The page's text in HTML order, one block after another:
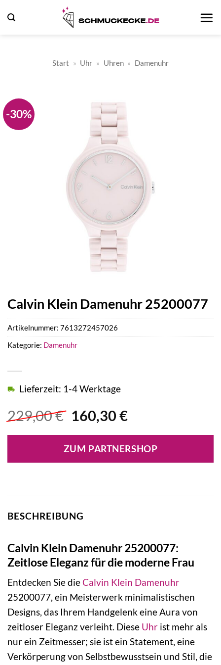
Inhalt
Start » Uhr » Uhren » Damenuhr
-30%
Calvin Klein Damenuhr 25200077
229,00€ Ursprünglicher
war:
229,00 €
160,30 €Aktueller
ist:
160,30 €.
Lieferzeit: 1-4 Werktage
ZUM PARTNERSHOP
Artikelnummer: 7613272457026
Kategorie: Damenuhr
BESCHREIBUNG
Calvin Klein Damenuhr 25200077:
Zeitlose Eleganz für die moderne Frau
Entdecken Sie dieCalvin Klein Damenuhr
25200077, ein Meisterwerk minimalistischen
Designs, das Ihrem Handgelenk eine Aura von
zeitloser Eleganz verleiht. Diese Uhr ist mehr als
nur ein Zeitmesser; sie ist ein Statement, eine
Verkörperung von Selbstbewusstsein und Stil, die